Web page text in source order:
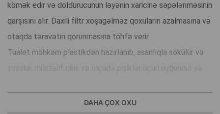
kömək edir və doldurucunun ləyənin xaricinə səpələnməsinin
qarşısını alır. Daxili filtr xoşagəlməz qoxuların azalmasına və
otaqda təravətin qorunmasına töhfə verir.
Tualet möhkəm plastikdən hazırlanıb, asanlıqla sökülür və
yuyulur, müxtəlif cins və ölçüdə pişiklər üçün uyğundur və
İstehsal ölkəsi: Türkiyə.DAHA ÇOX OXU